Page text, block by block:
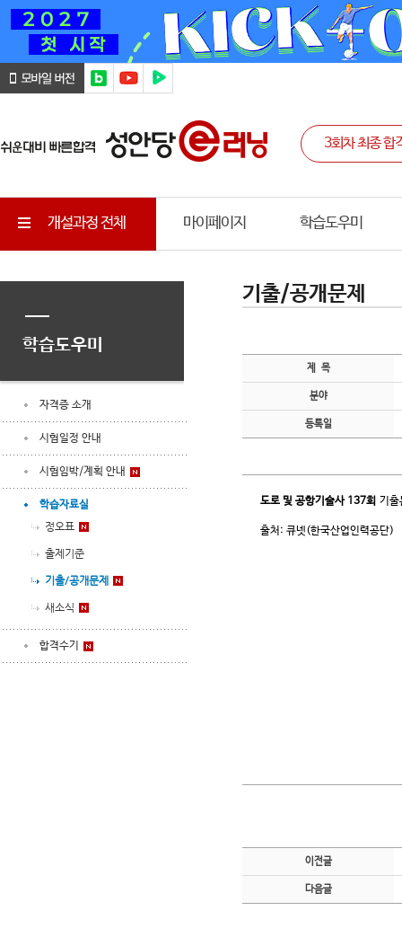
개설과정 전체 마이페이지 학습도우미
학습도우미
자격증 소개
시험일정 안내
시험임박/계획 안내
학습자료실
정오표
출제기준
기출/공개문제
새소식
합격수기
기출/공개문제
제 목
분야
등록일
도로 및 공항기술사 137회 기출
출처: 큐넷(한국산업인력공단)
이전글
다음글